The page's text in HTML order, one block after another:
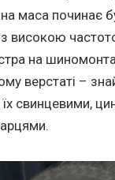
маса починає
з високою
на
верстаті –
свинцевими,